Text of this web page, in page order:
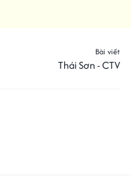
Bài viết
Thái Sơn - CTV